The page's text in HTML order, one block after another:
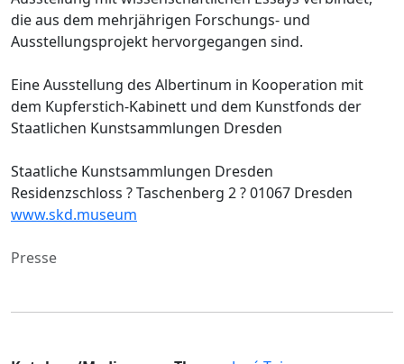
die aus dem mehrjährigen Forschungs- und
Ausstellungsprojekt hervorgegangen sind.
Eine Ausstellung des Albertinum in Kooperation mit
dem Kupferstich-Kabinett und dem Kunstfonds der
Staatlichen Kunstsammlungen Dresden
Staatliche Kunstsammlungen Dresden
Residenzschloss ? Taschenberg 2 ? 01067 Dresden
www.skd.museum
Presse